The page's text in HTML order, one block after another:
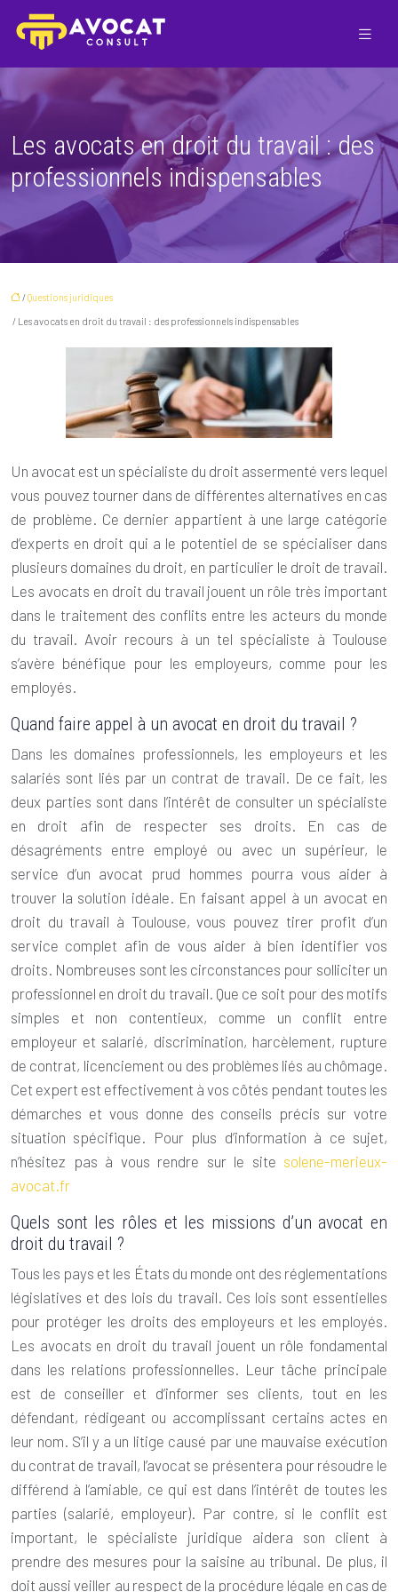
Les avocats en droit du travail : des
professionnels indispensables
/Questions juridiques
/ Les avocats en droit du travail : des professionnels indispensables
Un avocat est un spécialiste du droit assermenté vers lequel
vous pouvez tourner dans de différentes alternatives en cas
de problème. Ce dernier appartient à une large catégorie
d’experts en droit qui a le potentiel de se spécialiser dans
plusieurs domaines du droit, en particulier le droit de travail.
Les avocats en droit du travail jouent un rôle très important
dans le traitement des conflits entre les acteurs du monde
du travail. Avoir recours à un tel spécialiste à Toulouse
s’avère bénéfique pour les employeurs, comme pour les
employés.
Quand faire appel à un avocat en droit du travail ?
Dans les domaines professionnels, les employeurs et les
salariés sont liés par un contrat de travail. De ce fait, les
deux parties sont dans l’intérêt de consulter un spécialiste
en droit afin de respecter ses droits. En cas de
désagréments entre employé ou avec un supérieur, le
service d’un avocat prud hommes pourra vous aider à
trouver la solution idéale. En faisant appel à un avocat en
droit du travail à Toulouse, vous pouvez tirer profit d’un
service complet afin de vous aider à bien identifier vos
droits. Nombreuses sont les circonstances pour solliciter un
professionnel en droit du travail. Que ce soit pour des motifs
simples et non contentieux, comme un conflit entre
employeur et salarié, discrimination, harcèlement, rupture
de contrat, licenciement ou des problèmes liés au chômage.
Cet expert est effectivement à vos côtés pendant toutes les
démarches et vous donne des conseils précis sur votre
situation spécifique. Pour plus d’information à ce sujet,
n’hésitez pas à vous rendre sur le site solene-merieux-
avocat.fr
Quels sont les rôles et les missions d’un avocat en
droit du travail ?
Tous les pays et les États du monde ont des réglementations
législatives et des lois du travail. Ces lois sont essentielles
pour protéger les droits des employeurs et les employés.
Les avocats en droit du travail jouent un rôle fondamental
dans les relations professionnelles. Leur tâche principale
est de conseiller et d’informer ses clients, tout en les
défendant, rédigeant ou accomplissant certains actes en
leur nom. S’il y a un litige causé par une mauvaise exécution
du contrat de travail, l’avocat se présentera pour résoudre le
différend à l’amiable, ce qui est dans l’intérêt de toutes les
parties (salarié, employeur). Par contre, si le conflit est
important, le spécialiste juridique aidera son client à
prendre des mesures pour la saisine au tribunal. De plus, il
doit aussi veiller au respect de la procédure légale en cas de